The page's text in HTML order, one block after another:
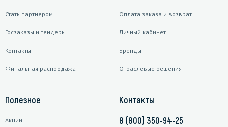
Стать партнером
Госзаказы и тендеры
Контакты
Финальная распродажа
Оплата заказа и возврат
Личный кабинет
Бренды
Отраслевые решения
Полезное
Акции
Контакты
8 (800) 350-94-25